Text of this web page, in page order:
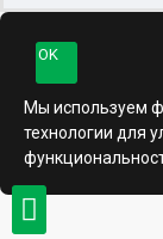
OK
Мы используем
технологии для